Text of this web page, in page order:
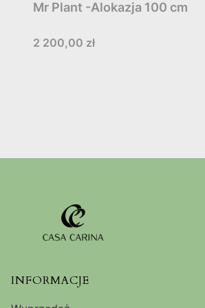
Mr Plant -Alokazja 100 cm
Cena
2 200,00 zł
Linki w stopce
INFORMACJE